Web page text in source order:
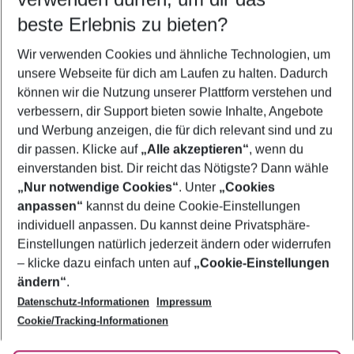
5-8 Nächte
2 Erwachsene Keine Kinder
Mehr Filter anzeigen
Footer
Footer navigation
Über uns
AGB
Bestpreisgarantie
Cookie-Einstellungen ändern
Cookie-Richtlinie
Agenturbetreuung
Barrierefreies Reisen
Folge uns
beste Erlebnis zu bieten?
Wir verwenden Cookies und ähnliche Technologien, um
unsere Webseite für dich am Laufen zu halten. Dadurch
können wir die Nutzung unserer Plattform verstehen und
verbessern, dir Support bieten sowie Inhalte, Angebote
und Werbung anzeigen, die für dich relevant sind und zu
dir passen. Klicke auf „Alle akzeptieren“, wenn du
einverstanden bist. Dir reicht das Nötigste? Dann wähle
„Nur notwendige Cookies“. Unter „Cookies
anpassen“ kannst du deine Cookie-Einstellungen
individuell anpassen. Du kannst deine Privatsphäre-
Einstellungen natürlich jederzeit ändern oder widerrufen
– klicke dazu einfach unten auf „Cookie-Einstellungen
ändern“.
Datenschutz-Informationen
Impressum
Cookie/Tracking-Informationen